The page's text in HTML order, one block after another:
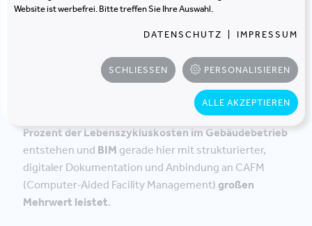
Gewerken, werden die Anforderungen von
BetreiberInnen, NutzerInnen und EigentümerInnen
Digitalen Gebäudemodells (BIM) berücksichtigt.
Praxis meist keinen
, und das obwohl80
Prozent der Lebenszykluskosten im Gebäudebetrieb
entstehen und BIM gerade hier mit strukturierter,
digitaler Dokumentation und Anbindung an CAFM
(Computer-Aided Facility Management) großen
Mehrwert leistet.
Website ist werbefrei. Bitte treffen Sie Ihre Auswahl.
DATENSCHUTZ IMPRESSUM
SCHLIESSEN PERSONALISIEREN
ALLE AKZEPTIEREN